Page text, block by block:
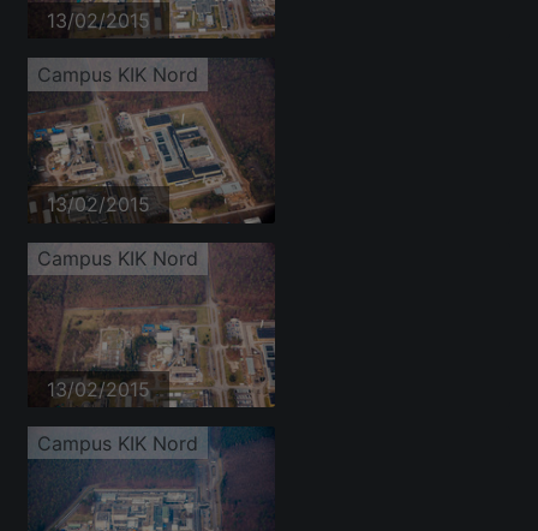
13/02/2015
Campus KIK Nord
13/02/2015
Campus KIK Nord
13/02/2015
Campus KIK Nord